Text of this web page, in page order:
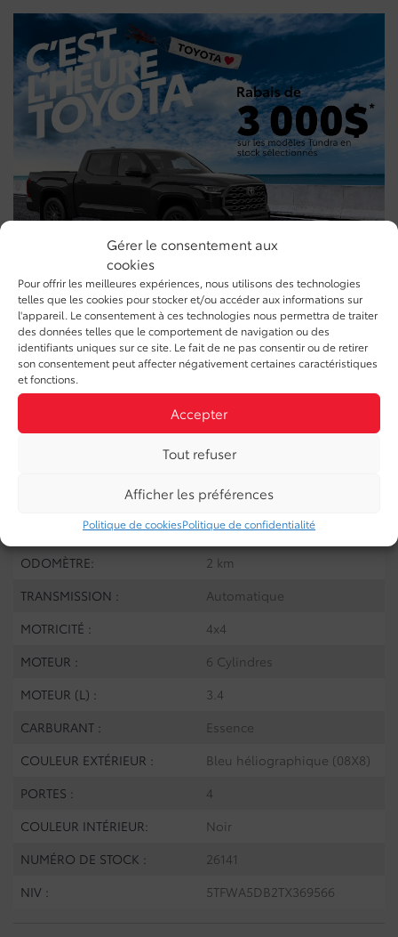
Gérer le consentement aux
cookies
Pour offrir les meilleures expériences, nous utilisons des technologies
telles que les cookies pour stocker et/ou accéder aux informations sur
l'appareil. Le consentement à ces technologies nous permettra de traiter
des données telles que le comportement de navigation ou des
identifiants uniques sur ce site. Le fait de ne pas consentir ou de retirer
son consentement peut affecter négativement certaines caractéristiques
et fonctions.
Accepter
Tout refuser
Afficher les préférences
Politique de cookiesPolitique de confidentialité
2026
ODOMÈTRE:
2 km
TRANSMISSION :
Automatique
MOTRICITÉ :
4x4
MOTEUR :
6 Cylindres
MOTEUR (L) :
3.4
CARBURANT :
Essence
COULEUR EXTÉRIEUR :
Bleu héliographique (08X8)
PORTES :
4
COULEUR INTÉRIEUR:
Noir
NUMÉRO DE STOCK :
26141
NIV :
5TFWA5DB2TX369566
Tundra